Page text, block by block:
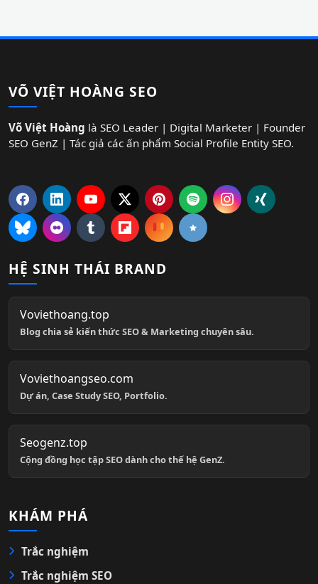
VÕ VIỆT HOÀNG SEO
Võ Việt Hoàng là SEO Leader | Digital Marketer | Founder
SEO GenZ | Tác giả các ấn phẩm Social Profile Entity SEO.
HỆ SINH THÁI BRAND
Voviethoang.top
Blog chia sẻ kiến thức SEO & Marketing chuyên sâu.
Voviethoangseo.com
Dự án, Case Study SEO, Portfolio.
Seogenz.top
Cộng đồng học tập SEO dành cho thế hệ GenZ.
KHÁM PHÁ
Trắc nghiệm
Trắc nghiệm SEO